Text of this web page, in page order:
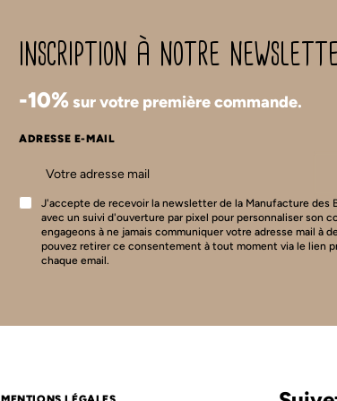
inscription à notre
-10%sur votre première commande.
ADRESSE E-MAIL
J'accepte de recevoir la newsletter de la Manufacture des
avec un suivi d'ouverture par pixel pour personnaliser son
engageons à ne jamais communiquer votre adresse mail à
pouvez retirer ce consentement à tout moment via le lien
chaque email.